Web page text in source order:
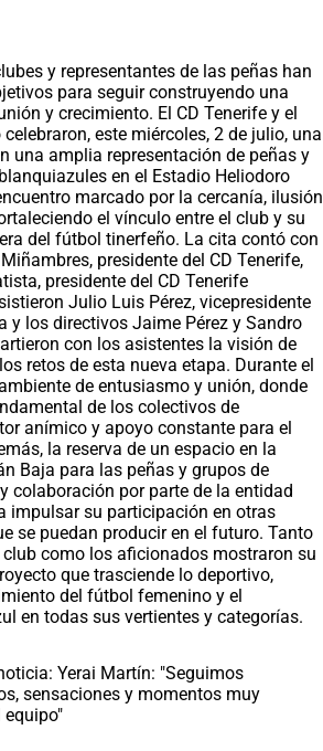
y representantes de las peñas han
para seguir construyendo una
y crecimiento. El CD Tenerife y el
este miércoles, 2 de julio, una
una amplia representación de peñas y
en el Estadio Heliodoro
marcado por la cercanía, ilusión
el vínculo entre el club y su
del fútbol tinerfeño. La cita contó con
presidente del CD Tenerife,
presidente del CD Tenerife
Julio Luis Pérez, vicepresidente
y los directivos Jaime Pérez y Sandro
con los asistentes la visión de
retos de esta nueva etapa. Durante el
de entusiasmo y unión, donde
de los colectivos de
anímico y apoyo constante para el
la reserva de un espacio en la
Baja para las peñas y grupos de
colaboración por parte de la entidad
impulsar su participación en otras
se puedan producir en el futuro. Tanto
como los aficionados mostraron su
que trasciende lo deportivo,
del fútbol femenino y el
en todas sus vertientes y categorías.